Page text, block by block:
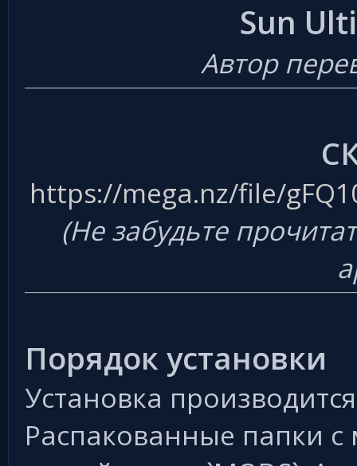
Sun
Автор
https://mega.nz/file/
(Не забудьте
Порядок установки
Установка
Распакованные папки